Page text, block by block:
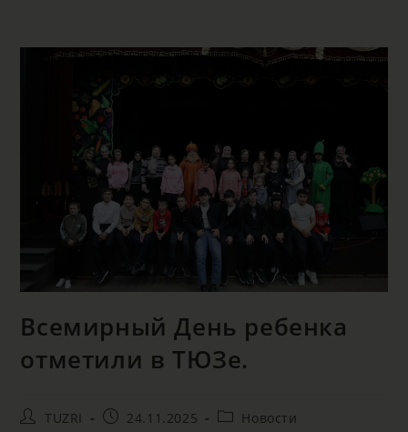
Всемирный День ребенка
отметили в ТЮЗе.
TUZRI 24.11.2025 Новости